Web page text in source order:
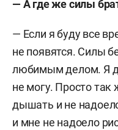
— А где же силы
— Если я буду все
не появятся. Силы
любимым делом. Я
не могу. Просто
дышать и не
и мне не надоело